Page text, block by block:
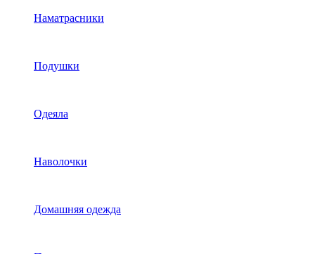
Наматрасники
Подушки
Одеяла
Наволочки
Домашняя одежда